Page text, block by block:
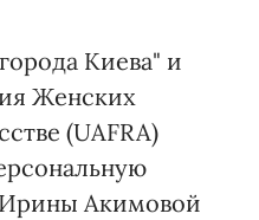
Киева" и
Женских
(UAFRA)
Акимовой